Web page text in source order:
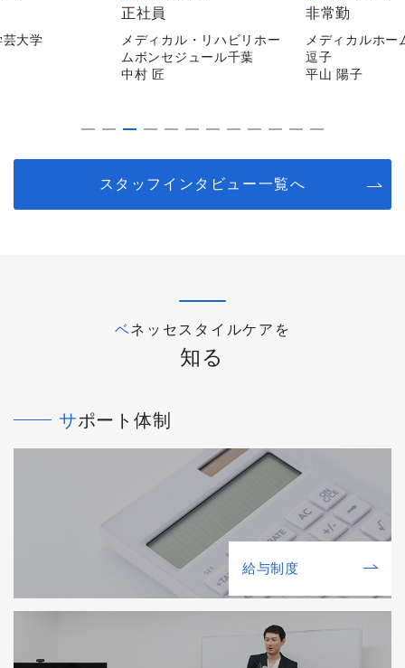
大学
正社員
メディカル・リハビリホー
ムボンセジュール千葉
中村 匠
非常勤
メディカルホー
逗子
平山 陽子
スタッフインタビュー一覧へ
ベネッセスタイルケアを
知る
サポート体制
給与制度